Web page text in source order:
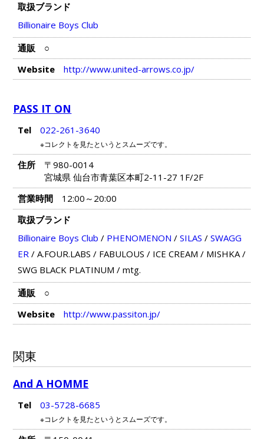
取扱ブランド
Billionaire Boys Club
通販
○
Website
http://www.united-arrows.co.jp/
PASS IT ON
Tel 022-261-3640
※コレクトを見たというとスムーズです。
住所
〒980-0014
宮城県 仙台市青葉区本町2-11-27 1F/2F
営業時間
12:00～20:00
取扱ブランド
Billionaire Boys Club / PHENOMENON / SILAS / SWAGG
ER/ A.FOUR.LABS / FABULOUS / ICE CREAM / MISHKA/
SWG BLACK PLATINUM / mtg.
通販
○
Website
http://www.passiton.jp/
関東
And A HOMME
Tel 03-5728-6685
※コレクトを見たというとスムーズです。